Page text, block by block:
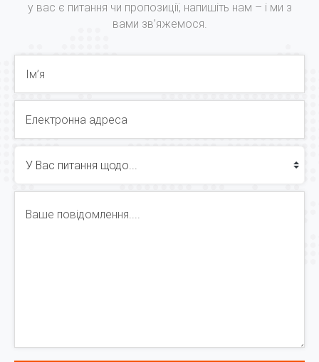
у вас є питання чи пропозиції, напишіть нам – і ми з
вами зв’яжемося.